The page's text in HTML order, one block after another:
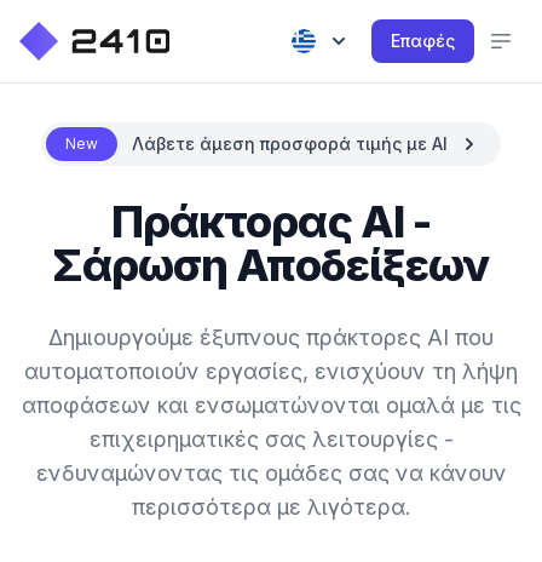
Επαφές
New Λάβετε άμεση προσφορά τιμής με AI
Πράκτορας AI -
Σάρωση Αποδείξεων
Δημιουργούμε έξυπνους πράκτορες AI που
αυτοματοποιούν εργασίες, ενισχύουν τη λήψη
αποφάσεων και ενσωματώνονται ομαλά με τις
επιχειρηματικές σας λειτουργίες -
ενδυναμώνοντας τις ομάδες σας να κάνουν
περισσότερα με λιγότερα.